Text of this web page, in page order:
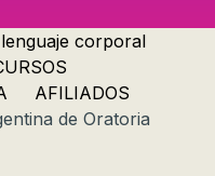
corporal
AFILIADOS
de Oratoria